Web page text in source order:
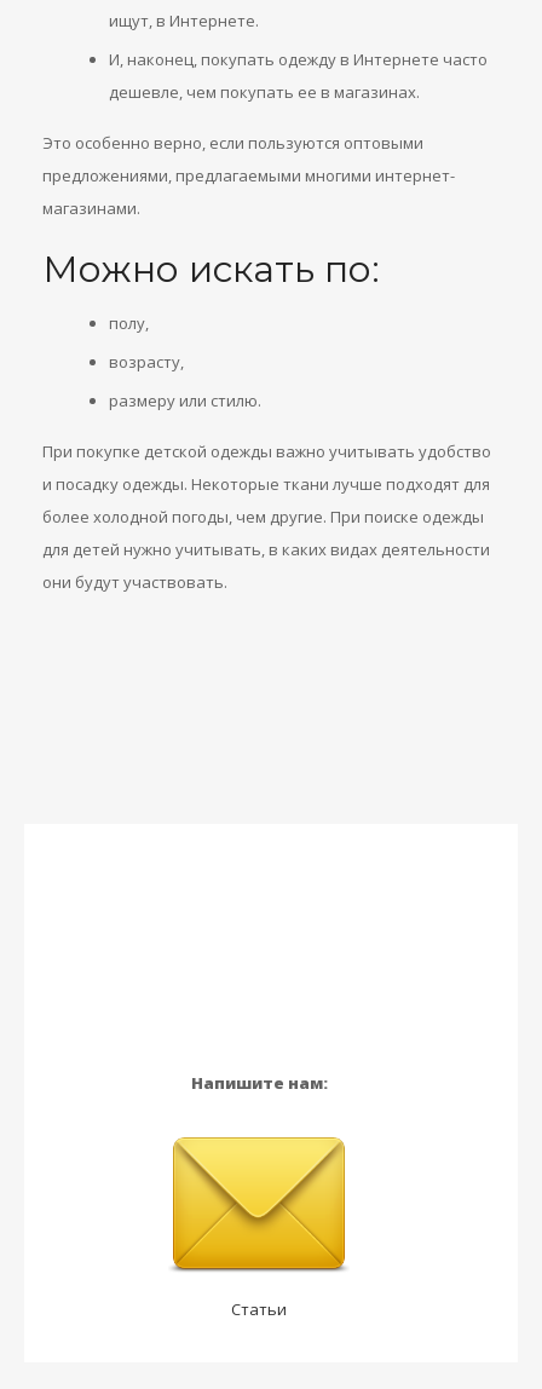
ищут, в Интернете.
И, наконец, покупать одежду в Интернете часто
дешевле, чем покупать ее в магазинах.
Это особенно верно, если пользуются оптовыми
предложениями, предлагаемыми многими интернет-
магазинами.
Можно искать по:
полу,
возрасту,
размеру или стилю.
При покупке детской одежды важно учитывать удобство
и посадку одежды. Некоторые ткани лучше подходят для
более холодной погоды, чем другие. При поиске одежды
для детей нужно учитывать, в каких видах деятельности
они будут участвовать.
Напишите нам:
Статьи